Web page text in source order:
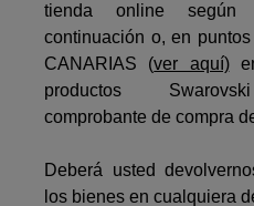
tienda online según
continuación o, en
CANARIAS (ver aquí)
productos
comprobante de compra
Deberá usted
los bienes en cualquiera